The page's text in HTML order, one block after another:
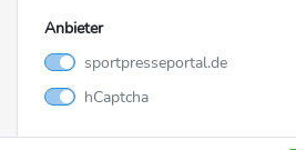
Anbieter
sportpresseportal.de
hCaptcha